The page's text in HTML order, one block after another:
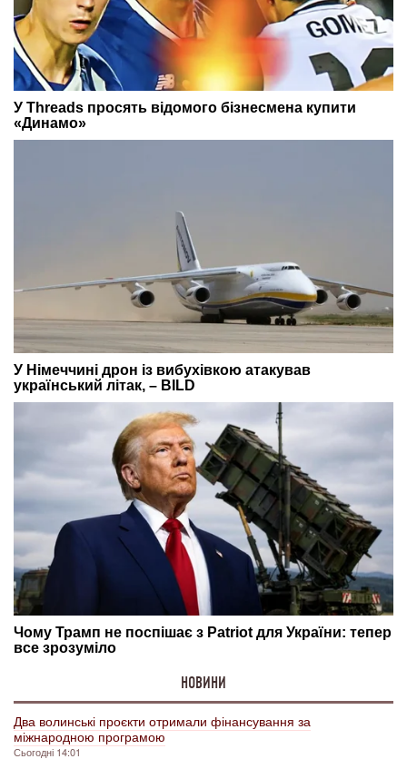
НОВИНИ
Два волинські проєкти отримали фінансування за
міжнародною програмою
Сьогодні 14:01